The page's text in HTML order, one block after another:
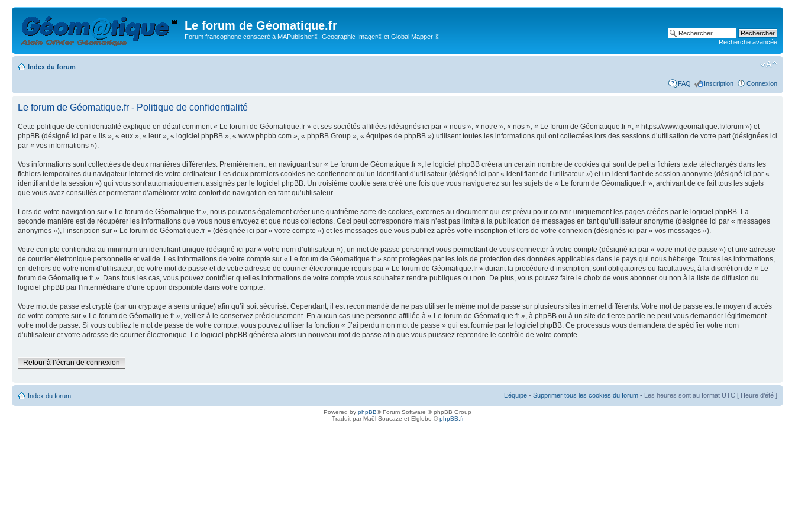
Le forum de Géomatique.fr
Forum francophone consacré à MAPublisher©, Geographic Imager© et Global Mapper ©
Recherche avancée
Index du forum
FAQ Inscription Connexion
Le forum de Géomatique.fr - Politique de confidentialité
Cette politique de confidentialité explique en détail comment « Le forum de Géomatique.fr » et ses sociétés affiliées (désignés ici par « nous », « notre », « nos », « Le forum de Géomatique.fr », « https://www.geomatique.fr/forum ») et
phpBB (désigné ici par « ils », « eux », « leur », « logiciel phpBB », « www.phpbb.com », « phpBB Group », « équipes de phpBB ») utilisent toutes les informations qui ont collectées lors des sessions d’utilisation de votre part (désignées ici
par « vos informations »).
Vos informations sont collectées de deux manières différentes. Premièrement, en naviguant sur « Le forum de Géomatique.fr », le logiciel phpBB créera un certain nombre de cookies qui sont de petits fichiers texte téléchargés dans les
fichiers temporaires du navigateur internet de votre ordinateur. Les deux premiers cookies ne contiennent qu’un identifiant d’utilisateur (désigné ici par « identifiant de l’utilisateur ») et un identifiant de session anonyme (désigné ici par «
identifiant de la session ») qui vous sont automatiquement assignés par le logiciel phpBB. Un troisième cookie sera créé une fois que vous naviguerez sur les sujets de « Le forum de Géomatique.fr », archivant de ce fait tous les sujets
que vous avez consultés et permettant d’améliorer votre confort de navigation en tant qu’utilisateur.
Lors de votre navigation sur « Le forum de Géomatique.fr », nous pouvons également créer une quatrième sorte de cookies, externes au document qui est prévu pour couvrir uniquement les pages créées par le logiciel phpBB. La
seconde manière est de récupérer les informations que vous nous envoyez et que nous collectons. Ceci peut correspondre mais n’est pas limité à la publication de messages en tant qu’utilisateur anonyme (désignée ici par « messages
anonymes »), l’inscription sur « Le forum de Géomatique.fr » (désignée ici par « votre compte ») et les messages que vous publiez après votre inscription et lors de votre connexion (désignés ici par « vos messages »).
Votre compte contiendra au minimum un identifiant unique (désigné ici par « votre nom d’utilisateur »), un mot de passe personnel vous permettant de vous connecter à votre compte (désigné ici par « votre mot de passe ») et une adresse
de courrier életronique personnelle et valide. Les informations de votre compte sur « Le forum de Géomatique.fr » sont protégées par les lois de protection des données applicables dans le pays qui nous héberge. Toutes les informations,
en-dehors de votre nom d’utilisateur, de votre mot de passe et de votre adresse de courrier électronique requis par « Le forum de Géomatique.fr » durant la procédure d’inscription, sont obligatoires ou facultatives, à la discrétion de « Le
forum de Géomatique.fr ». Dans tous les cas, vous pouvez contrôler quelles informations de votre compte vous souhaitez rendre publiques ou non. De plus, vous pouvez faire le choix de vous abonner ou non à la liste de diffusion du
logiciel phpBB par l’intermédiaire d’une option disponible dans votre compte.
Votre mot de passe est crypté (par un cryptage à sens unique) afin qu’il soit sécurisé. Cependant, il est recommandé de ne pas utiliser le même mot de passe sur plusieurs sites internet différents. Votre mot de passe est le moyen d’accès
de votre compte sur « Le forum de Géomatique.fr », veillez à le conservez précieusement. En aucun cas une personne affiliée à « Le forum de Géomatique.fr », à phpBB ou à un site de tierce partie ne peut vous demander légitimement
votre mot de passe. Si vous oubliez le mot de passe de votre compte, vous pouvez utiliser la fonction « J’ai perdu mon mot de passe » qui est fournie par le logiciel phpBB. Ce processus vous demandera de spécifier votre nom
d’utilisateur et votre adresse de courrier électronique. Le logiciel phpBB générera alors un nouveau mot de passe afin que vous puissiez reprendre le contrôle de votre compte.
Retour à l’écran de connexion
Index du forum L’équipe • Supprimer tous les cookies du forum • Les heures sont au format UTC [ Heure d’été ]
Powered by phpBB® Forum Software © phpBB Group
Traduit par Maël Soucaze et Elglobo ©phpBB.fr